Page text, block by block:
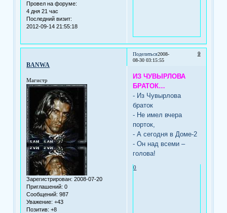
Провел на форуме:
4 дня 21 час
Последний визит:
2012-09-14 21:55:18
Поделиться 9
2008-
08-30 03:15:55
BANWA
Магистр
Зарегистрирован: 2008-07-20
Приглашений: 0
Сообщений: 987
Уважение: +43
Позитив: +8
ИЗ ЧУВЫРЛОВА
БРАТОК…
- Из Чувырлова
браток
- Не имел вчера
порток,
- А сегодня в Доме-2
- Он над всеми –
голова!
0